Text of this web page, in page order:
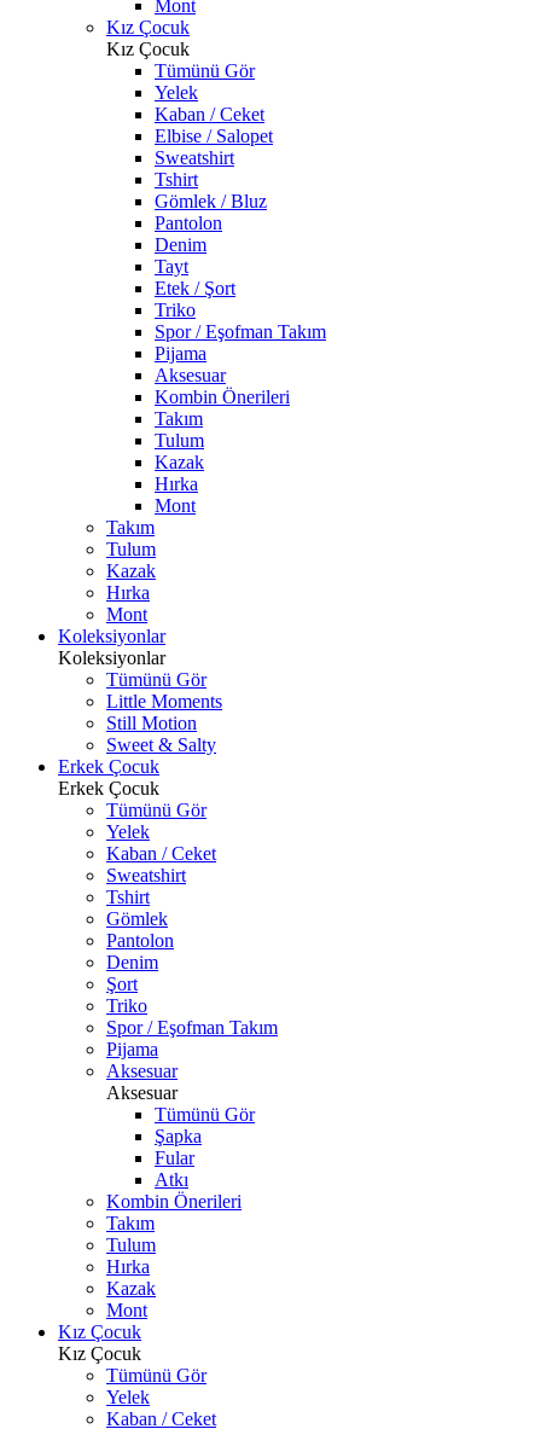
Mont
Kız Çocuk
Kız Çocuk
Tümünü Gör
Yelek
Kaban / Ceket
Elbise / Salopet
Sweatshirt
Tshirt
Gömlek / Bluz
Pantolon
Denim
Tayt
Etek / Şort
Triko
Spor / Eşofman Takım
Pijama
Aksesuar
Kombin Önerileri
Takım
Tulum
Kazak
Hırka
Mont
Takım
Tulum
Kazak
Hırka
Mont
Koleksiyonlar
Koleksiyonlar
Tümünü Gör
Little Moments
Still Motion
Sweet & Salty
Erkek Çocuk
Erkek Çocuk
Tümünü Gör
Yelek
Kaban / Ceket
Sweatshirt
Tshirt
Gömlek
Pantolon
Denim
Şort
Triko
Spor / Eşofman Takım
Pijama
Aksesuar
Aksesuar
Tümünü Gör
Şapka
Fular
Atkı
Kombin Önerileri
Takım
Tulum
Hırka
Kazak
Mont
Kız Çocuk
Kız Çocuk
Tümünü Gör
Yelek
Kaban / Ceket